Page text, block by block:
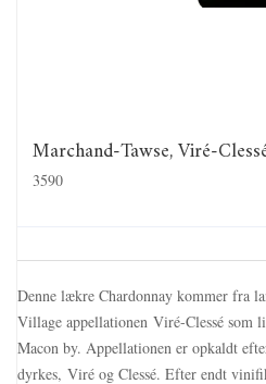
Marchand-Tawse, Viré-
3590
Denne lækre Chardonnay kommer fra
Village appellationen Viré-Clessé som
Macon by. Appellationen er opkaldt
dyrkes, Viré og Clessé. Efter endt